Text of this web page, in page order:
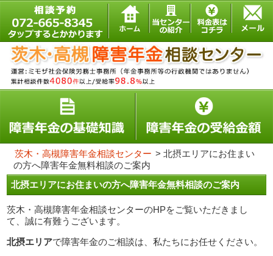
茨木・高槻障害年金相談センター > 北摂エリアにお住まい
の方へ障害年金無料相談のご案内
北摂エリアにお住まいの方へ障害年金無料相談のご案内
茨木・高槻障害年金相談センターのHPをご覧いただきまし
て、誠に有難うございます。
北摂エリアで障害年金のご相談は、私たちにお任せください。